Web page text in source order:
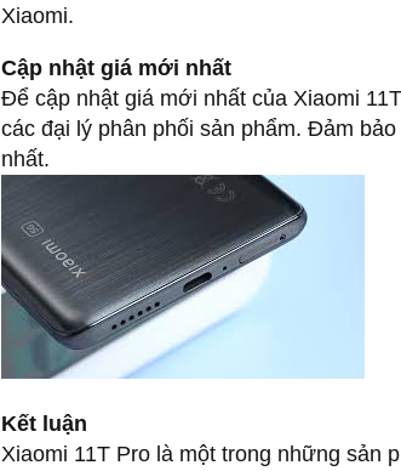
Xiaomi.
Cập nhật giá mới nhất
Để cập nhật giá mới nhất của Xiaomi
các đại lý phân phối sản phẩm. Đảm
nhất.
Kết luận
Xiaomi 11T Pro là một trong những sản